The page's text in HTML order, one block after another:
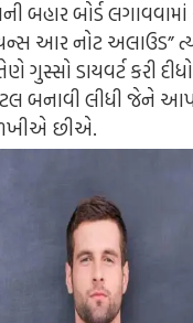
બહાર બોર્ડ
આર નોટ અલાઉડ”
ડાયવર્ટ કરી
બનાવી લીધી જેને
છીએ.